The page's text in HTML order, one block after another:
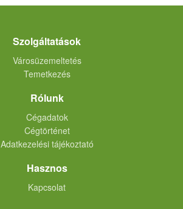
Szolgáltatások
Városüzemeltetés
Temetkezés
Rólunk
Cégadatok
Cégtörténet
Adatkezelési tájékoztató
Hasznos
Kapcsolat